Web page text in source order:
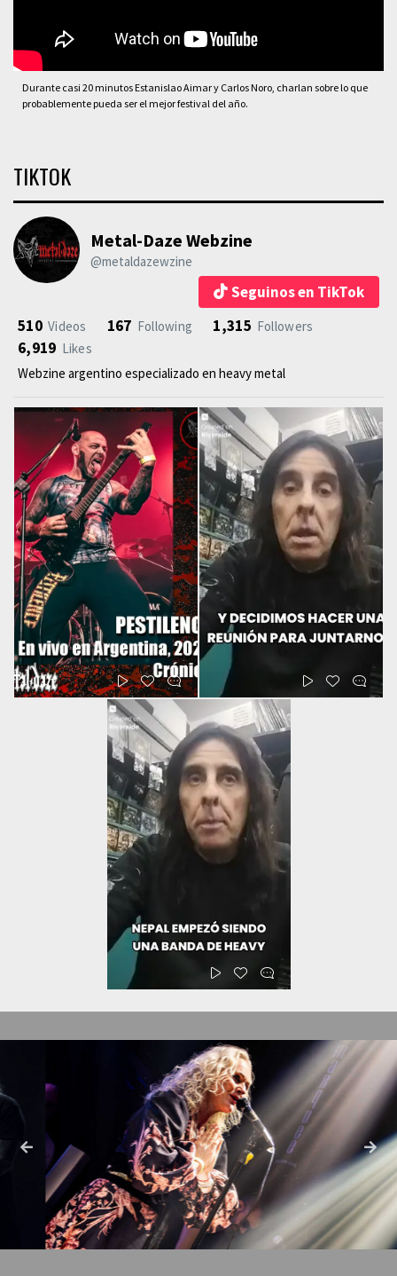
Durante casi 20 minutos Estanislao Aimar y Carlos Noro, charlan sobre lo que
probablemente pueda ser el mejor festival del año.
TIKTOK
Metal-Daze Webzine
@metaldazewzine
Seguinos en TikTok
510 Videos 167 Following 1,315 Followers
6,919 Likes
Webzine argentino especializado en heavy metal